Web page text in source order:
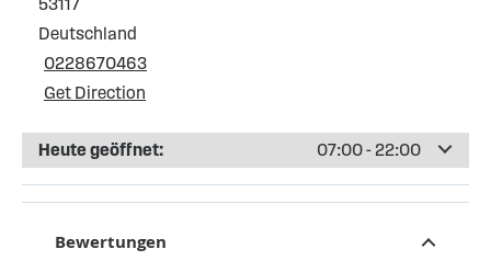
53117
Deutschland
0228670463
Get Direction
Heute geöffnet: 07:00 - 22:00
Bewertungen